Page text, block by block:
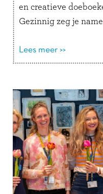
en creatieve
Gezinnig zeg je
Lees meer >>